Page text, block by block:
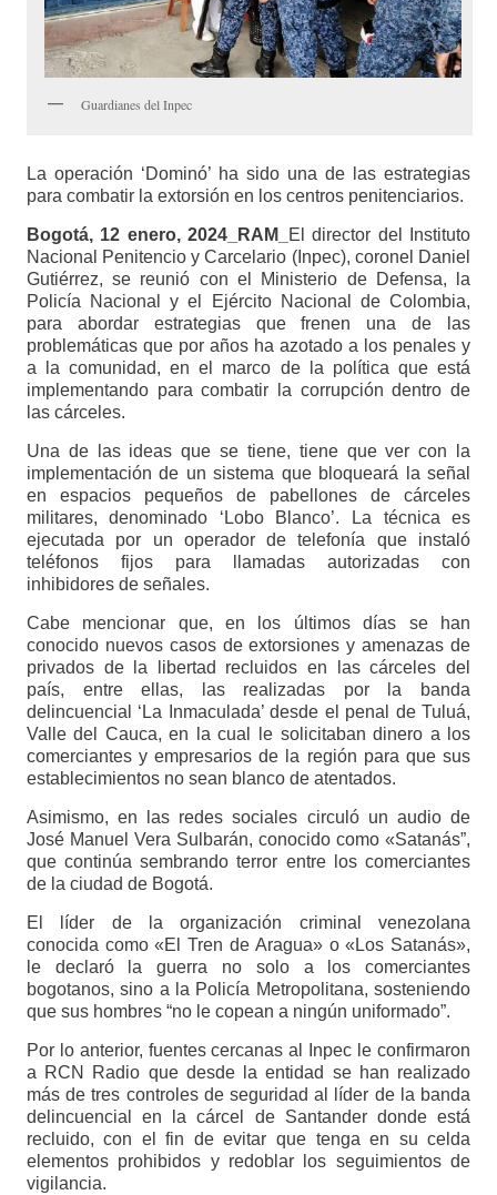
Guardianes del Inpec
La operación ‘Dominó’ ha sido una de las estrategias
para combatir la extorsión en los centros penitenciarios.
Bogotá, 12 enero, 2024_RAM_
El director del Instituto
Nacional Penitencio y Carcelario (Inpec), coronel Daniel
Gutiérrez, se reunió con el Ministerio de Defensa, la
Policía Nacional y el Ejército Nacional de Colombia,
para abordar estrategias que frenen una de las
problemáticas que por años ha azotado a los penales y
a la comunidad, en el marco de la política que está
implementando para combatir la corrupción dentro de
las cárceles.
Una de las ideas que se tiene, tiene que ver con la
implementación de un sistema que bloqueará la señal
en espacios pequeños de pabellones de cárceles
militares, denominado ‘Lobo Blanco’. La técnica es
ejecutada por un operador de telefonía que instaló
teléfonos fijos para llamadas autorizadas con
inhibidores de señales.
Cabe mencionar que, en los últimos días se han
conocido nuevos casos de extorsiones y amenazas de
privados de la libertad recluidos en las cárceles del
país, entre ellas, las realizadas por la banda
delincuencial ‘La Inmaculada’ desde el penal de Tuluá,
Valle del Cauca, en la cual le solicitaban dinero a los
comerciantes y empresarios de la región para que sus
establecimientos no sean blanco de atentados.
Asimismo, en las redes sociales circuló un audio de
José Manuel Vera Sulbarán, conocido como «Satanás”,
que continúa sembrando terror entre los comerciantes
de la ciudad de Bogotá.
El líder de la organización criminal venezolana
conocida como «El Tren de Aragua» o «Los Satanás»,
le declaró la guerra no solo a los comerciantes
bogotanos, sino a la Policía Metropolitana, sosteniendo
que sus hombres “no le copean a ningún uniformado”.
Por lo anterior, fuentes cercanas al Inpec le confirmaron
a RCN Radio que desde la entidad se han realizado
más de tres controles de seguridad al líder de la banda
delincuencial en la cárcel de Santander donde está
recluido, con el fin de evitar que tenga en su celda
elementos prohibidos y redoblar los seguimientos de
vigilancia.